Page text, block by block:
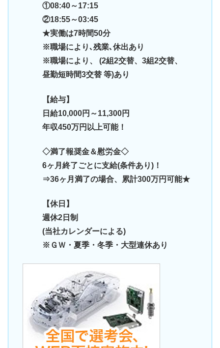
①08:40～17:15
②18:55～03:45
★実働は7時間50分
※職場により､残業､休出あり
※職場により、 (2組2交替、3組2交替、
昼勤短時間3交替 等)あり
【給与】
日給10,000円～11,300円
年収450万円以上可能！
◇満了報奨金＆慰労金◇
6ヶ月終了ごとに支給(条件あり)！
⇒36ヶ月満了の場合、累計300万円可能★
【休日】
週休2日制
(当社カレンダーによる)
※ＧＷ・夏季・冬季・大型連休あり